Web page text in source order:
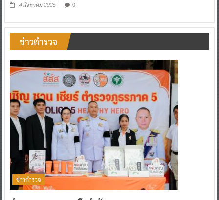
4 สิงหาคม 2026 0
ข่าวตำรวจ
ข่าวตำรวจ